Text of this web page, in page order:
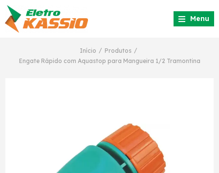
Menu
Início / Produtos /
Engate Rápido com Aquastop para Mangueira 1/2 Tramontina